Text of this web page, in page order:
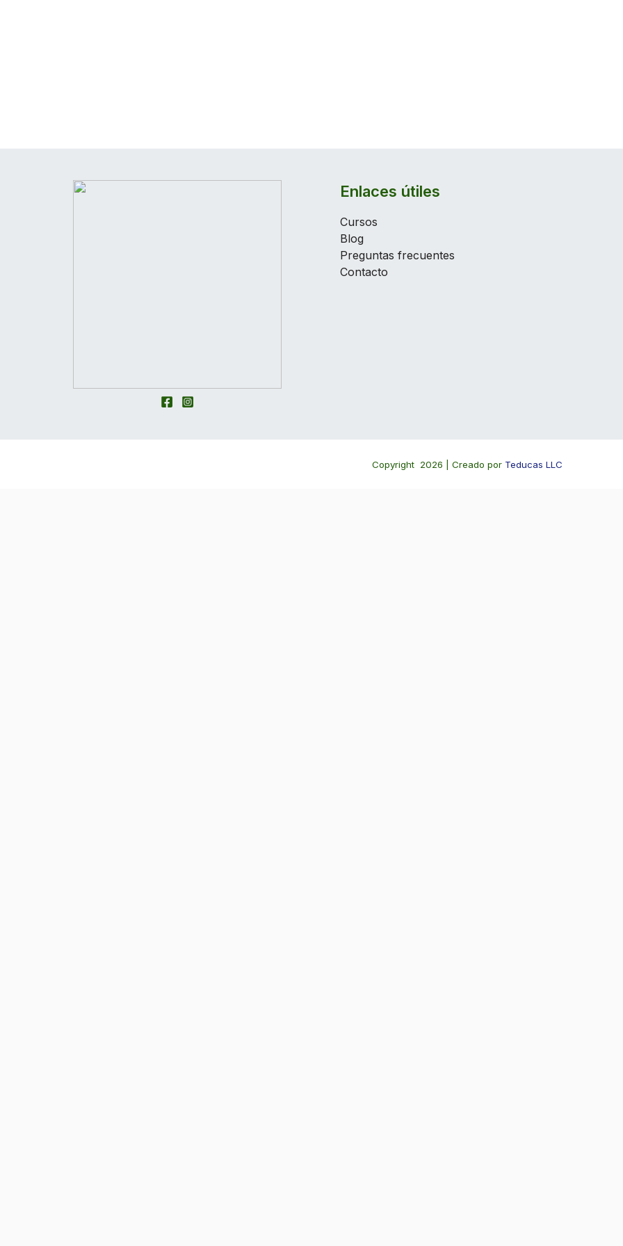
Enlaces útiles
Cursos
Blog
Preguntas frecuentes
Contacto
Copyright 2026 | Creado por Teducas LLC